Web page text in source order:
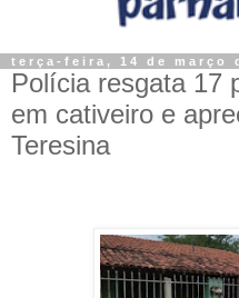
terça-feira, 14 de março
Polícia resgata 17
em cativeiro e
Teresina